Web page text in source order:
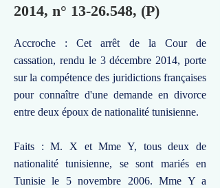
2014, n° 13-26.548, (P)
Accroche : Cet arrêt de la Cour de
cassation, rendu le 3 décembre 2014, porte
sur la compétence des juridictions françaises
pour connaître d'une demande en divorce
entre deux époux de nationalité tunisienne.
Faits : M. X et Mme Y, tous deux de
nationalité tunisienne, se sont mariés en
Tunisie le 5 novembre 2006. Mme Y a